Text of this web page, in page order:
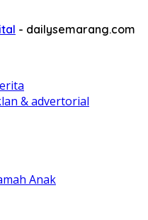
- dailysemarang.com
& advertorial
Anak